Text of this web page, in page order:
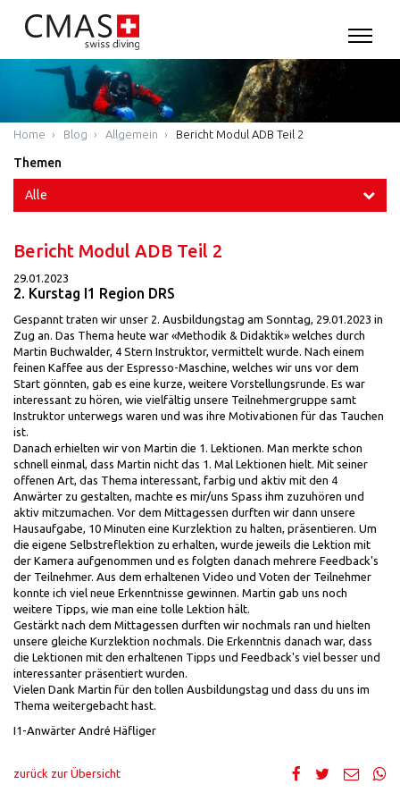
Home Blog Allgemein Bericht Modul ADB Teil 2
Themen
Alle
Bericht Modul ADB Teil 2
29.01.2023
2. Kurstag I1 Region DRS
Gespannt traten wir unser 2. Ausbildungstag am Sonntag, 29.01.2023 in
Zug an. Das Thema heute war «Methodik & Didaktik» welches durch
Martin Buchwalder, 4 Stern Instruktor, vermittelt wurde. Nach einem
feinen Kaffee aus der Espresso-Maschine, welches wir uns vor dem
Start gönnten, gab es eine kurze, weitere Vorstellungsrunde. Es war
interessant zu hören, wie vielfältig unsere Teilnehmergruppe samt
Instruktor unterwegs waren und was ihre Motivationen für das Tauchen
ist.
Danach erhielten wir von Martin die 1. Lektionen. Man merkte schon
schnell einmal, dass Martin nicht das 1. Mal Lektionen hielt. Mit seiner
offenen Art, das Thema interessant, farbig und aktiv mit den 4
Anwärter zu gestalten, machte es mir/uns Spass ihm zuzuhören und
aktiv mitzumachen. Vor dem Mittagessen durften wir dann unsere
Hausaufgabe, 10 Minuten eine Kurzlektion zu halten, präsentieren. Um
die eigene Selbstreflektion zu erhalten, wurde jeweils die Lektion mit
der Kamera aufgenommen und es folgten danach mehrere Feedback's
der Teilnehmer. Aus dem erhaltenen Video und Voten der Teilnehmer
konnte ich viel neue Erkenntnisse gewinnen. Martin gab uns noch
weitere Tipps, wie man eine tolle Lektion hält.
Gestärkt nach dem Mittagessen durften wir nochmals ran und hielten
unsere gleiche Kurzlektion nochmals. Die Erkenntnis danach war, dass
die Lektionen mit den erhaltenen Tipps und Feedback's viel besser und
interessanter präsentiert wurden.
Vielen Dank Martin für den tollen Ausbildungstag und dass du uns im
Thema weitergebacht hast.
I1-Anwärter André Häfliger
zurück zur Übersicht